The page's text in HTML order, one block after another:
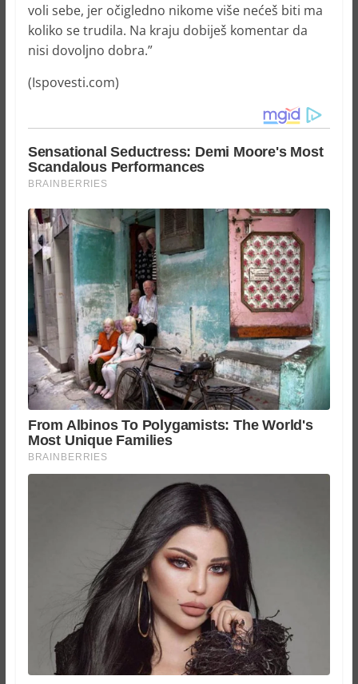
voli sebe, jer očigledno nikome više nećeš biti ma
koliko se trudila. Na kraju dobiješ komentar da
nisi dovoljno dobra.”
(Ispovesti.com)